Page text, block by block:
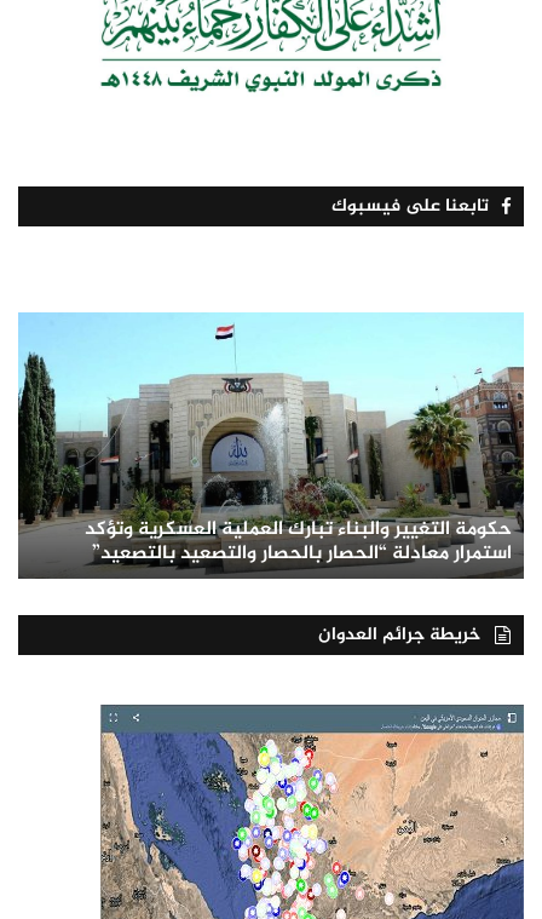
تابعنا على فيسبوك
حكومة التغيير والبناء تبارك العملية العسكرية وتؤكد
استمرار معادلة “الحصار بالحصار والتصعيد بالتصعيد”
خريطة جرائم العدوان